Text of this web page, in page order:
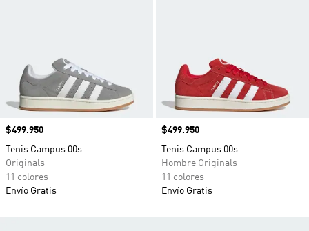
Precio
$499.950
Tenis Campus 00s
Originals
11 colores
Envío Gratis
Precio
$499.950
Tenis Campus 00s
Hombre Originals
11 colores
Envío Gratis